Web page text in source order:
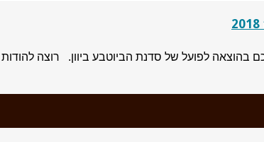
לפועל של סדנת הביוטבע ביוון. רוצה להודות